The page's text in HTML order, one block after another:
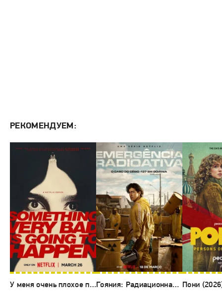
РЕКОМЕНДУЕМ:
У меня очень плохое предчувствие (2026) Гояния: Радиационная авария (2026) Пони